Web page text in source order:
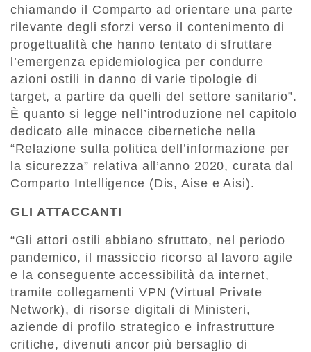
chiamando il Comparto ad orientare una parte
rilevante degli sforzi verso il contenimento di
progettualità che hanno tentato di sfruttare
l’emergenza epidemiologica per condurre
azioni ostili in danno di varie tipologie di
target, a partire da quelli del settore sanitario”.
È quanto si legge nell’introduzione nel capitolo
dedicato alle minacce cibernetiche nella
“Relazione sulla politica dell’informazione per
la sicurezza” relativa all’anno 2020, curata dal
Comparto Intelligence (Dis, Aise e Aisi).
GLI ATTACCANTI
“Gli attori ostili abbiano sfruttato, nel periodo
pandemico, il massiccio ricorso al lavoro agile
e la conseguente accessibilità da internet,
tramite collegamenti VPN (Virtual Private
Network), di risorse digitali di Ministeri,
aziende di profilo strategico e infrastrutture
critiche, divenuti ancor più bersaglio di